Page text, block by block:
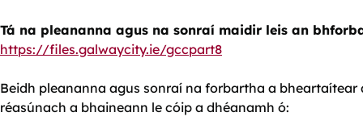
Tá na pleananna agus na sonraí maidir leis an
https://files.galwaycity.ie/gccpart8
Beidh pleananna agus sonraí na forbartha a
réasúnach a bhaineann le cóip a dhéanamh ó: